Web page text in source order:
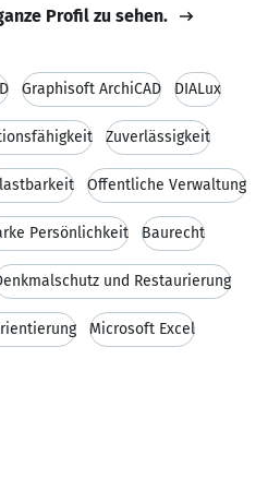
Profil zu sehen.
Graphisoft ArchiCAD DIALux
Zuverlässigkeit
Öffentliche Verwaltung
Persönlichkeit Baurecht
und Restaurierung
Microsoft Excel